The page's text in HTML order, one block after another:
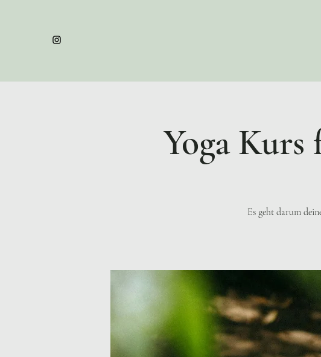
Yoga
Es geht darum